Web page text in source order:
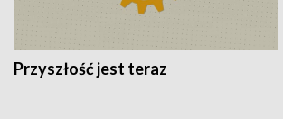
Przyszłość jest teraz